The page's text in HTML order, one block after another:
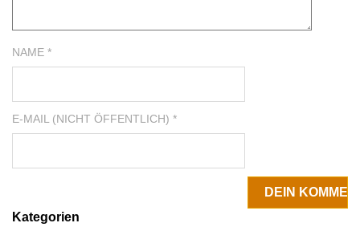
NAME *
E-MAIL (NICHT ÖFFENTLICH) *
Kategorien